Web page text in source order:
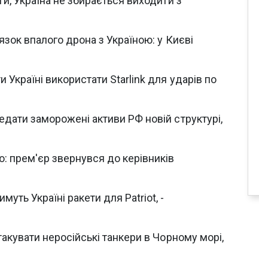
впалого дрона з Україною: у Києві
використати Starlink для ударів по
заморожені активи РФ новій структурі,
прем'єр звернувся до керівників
Україні ракети для Patriot, -
неросійські танкери в Чорному морі,